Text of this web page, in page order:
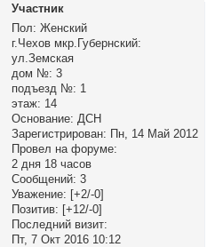
Участник
Пол: Женский
г.Чехов мкр.Губернский:
ул.Земская
дом №: 3
подъезд №: 1
этаж: 14
Основание: ДСН
Зарегистрирован: Пн, 14 Май 2012
Провел на форуме:
2 дня 18 часов
Сообщений: 3
Уважение: [+2/-0]
Позитив: [+12/-0]
Последний визит:
Пт, 7 Окт 2016 10:12